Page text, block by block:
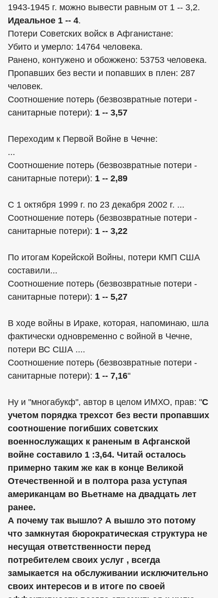
1943-1945 г. можно вывести равным от 1 -- 3,2.
Идеальное 1 -- 4.
Потери Советских войск в Афганистане:
Убито и умерло: 14764 человека.
Ранено, контужено и обожжено: 53753 человека.
Пропавших без вести и попавших в плен: 287
человек.
Соотношение потерь (безвозвратные потери -
санитарные потери): 1 -- 3,57
Переходим к Первой Войне в Чечне:
...
Соотношение потерь (безвозвратные потери -
санитарные потери): 1 -- 2,89
С 1 октября 1999 г. по 23 декабря 2002 г. ...
Соотношение потерь (безвозвратные потери -
санитарные потери): 1 -- 3,22
По итогам Корейской Войны, потери КМП США
составили...
Соотношение потерь (безвозвратные потери -
санитарные потери): 1 -- 5,27
В ходе войны в Ираке, которая, напоминаю, шла
фактически одновременно с войной в Чечне,
потери ВС США ....
Соотношение потерь (безвозвратные потери -
санитарные потери): 1 -- 7,16"
Ну и "многабукф", автор в целом ИМХО, прав: "С
учетом порядка трехсот без вести пропавших
соотношение погибших советских
военнослужащих к раненым в Афганской
войне составило 1 :3,64. Читай осталось
примерно таким же как в конце Великой
Отечественной и в полтора раза уступая
американцам во Вьетнаме на двадцать лет
ранее.
А почему так вышло? А вышло это потому
что замкнутая бюрократическая структура не
несущая ответственности перед
потребителем своих услуг , всегда
замыкается на обслуживании исключительно
своих интересов и в итоге по своей